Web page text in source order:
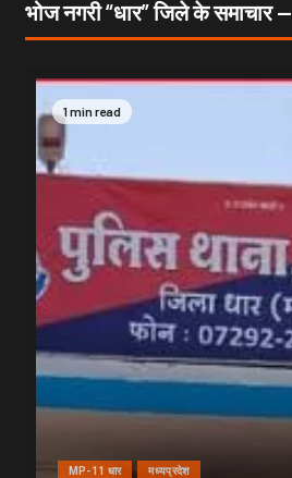
भोज नगरी “धार” जिले के समाचार —
1 min read
MP-11 धार मध्यप्रदेश